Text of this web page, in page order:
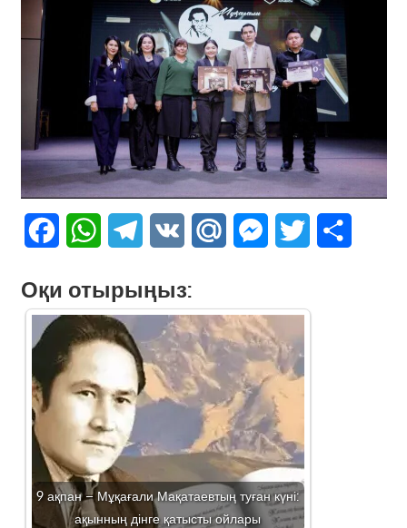
FacebookWhatsAppTelegram
VK Mail.Ru Messenger
Twitter
Оқи отырыңыз:
9 ақпан – Мұқағали Мақатаевтың туған күні:
ақынның дінге қатысты ойлары